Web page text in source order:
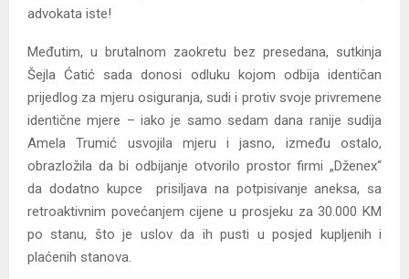
advokata iste!
Međutim, u brutalnom zaokretu bez presedana, sutkinja
Šejla Ćatić sada donosi odluku kojom odbija identičan
prijedlog za mjeru osiguranja, sudi i protiv svoje privremene
identične mjere – iako je samo sedam dana ranije sudija
Amela Trumić usvojila mjeru i jasno, između ostalo,
obrazložila da bi odbijanje otvorilo prostor firmi „Dženex“
da dodatno kupce prisiljava na potpisivanje aneksa, sa
retroaktivnim povećanjem cijene u prosjeku za 30.000 KM
po stanu, što je uslov da ih pusti u posjed kupljenih i
plaćenih stanova.